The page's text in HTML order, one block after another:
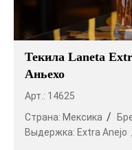
Текила Laneta
Аньехо
Арт.: 14625
Страна: Мексика
Выдержка: Extra Anejo